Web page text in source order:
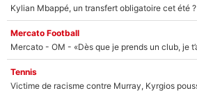
Kylian Mbappé, un transfert obligatoire cet été ?
Mercato Football
Tennis